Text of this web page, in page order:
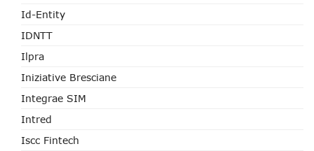
Id-Entity
IDNTT
Ilpra
Iniziative Bresciane
Integrae SIM
Intred
Iscc Fintech